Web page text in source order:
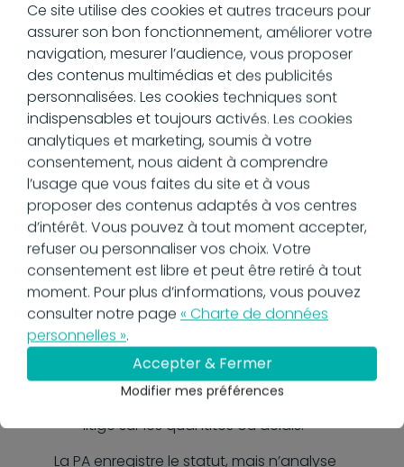
format non conforme ;
données obligatoires manquantes
ou incohérentes ;
erreur de routage.
Dans ces situations, la facture est
considérée comme non émiseet aucune
exigibilité de paiement ne peut être
invoquée.
Facture refusée
Le refus intervient après réception, à
l’initiative du client, pour des motifs
commerciaux ou contractuels :
désaccord sur la prestation ;
litige sur les quantités ou délais.
La PA enregistre le statut, mais n’analyse
Ce site utilise des cookies et autres traceurs pour
assurer son bon fonctionnement, améliorer votre
navigation, mesurer l’audience, vous proposer
des contenus multimédias et des publicités
personnalisées. Les cookies techniques sont
indispensables et toujours activés. Les cookies
analytiques et marketing, soumis à votre
consentement, nous aident à comprendre
l’usage que vous faites du site et à vous
proposer des contenus adaptés à vos centres
d’intérêt. Vous pouvez à tout moment accepter,
refuser ou personnaliser vos choix. Votre
consentement est libre et peut être retiré à tout
moment. Pour plus d’informations, vous pouvez
consulter notre page « Charte de données
personnelles ».
Accepter & Fermer
Modifier mes préférences